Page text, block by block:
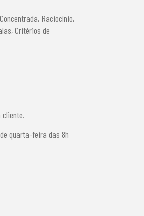
Raciocínio,
Critérios de
cliente.
quarta-feira das 8h